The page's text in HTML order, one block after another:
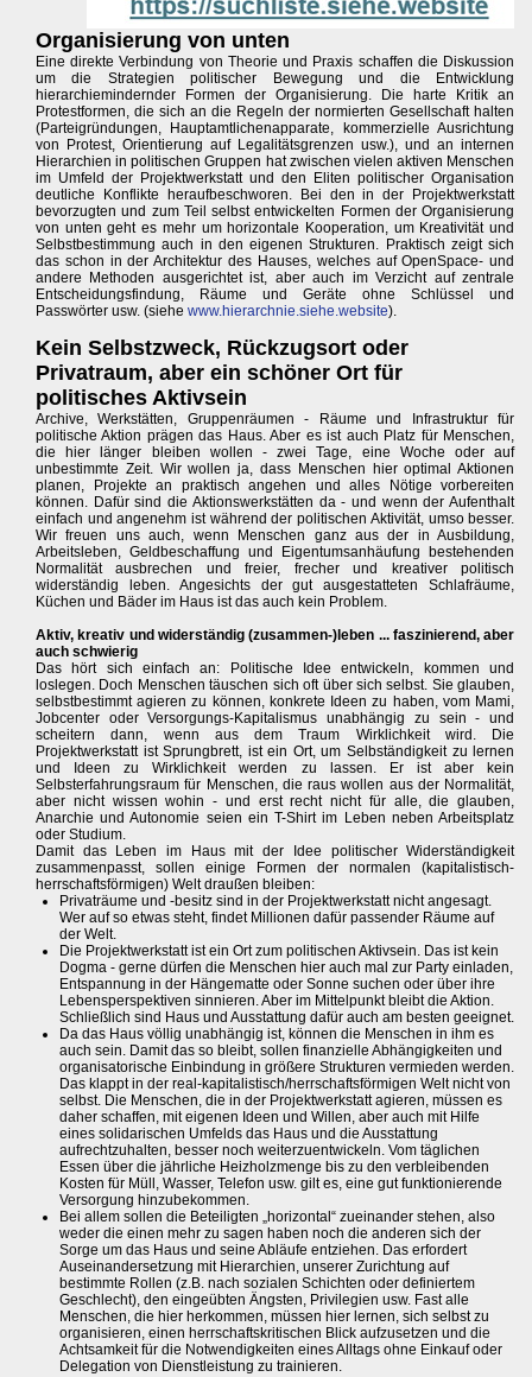
Organisierung von unten
Eine direkte Verbindung von Theorie und Praxis schaffen die Diskussion
um die Strategien politischer Bewegung und die Entwicklung
hierarchiemindernder Formen der Organisierung. Die harte Kritik an
Protestformen, die sich an die Regeln der normierten Gesellschaft halten
(Parteigründungen, Hauptamtlichenapparate, kommerzielle Ausrichtung
von Protest, Orientierung auf Legalitätsgrenzen usw.), und an internen
Hierarchien in politischen Gruppen hat zwischen vielen aktiven Menschen
im Umfeld der Projektwerkstatt und den Eliten politischer Organisation
deutliche Konflikte heraufbeschworen. Bei den in der Projektwerkstatt
bevorzugten und zum Teil selbst entwickelten Formen der Organisierung
von unten geht es mehr um horizontale Kooperation, um Kreativität und
Selbstbestimmung auch in den eigenen Strukturen. Praktisch zeigt sich
das schon in der Architektur des Hauses, welches auf OpenSpace- und
andere Methoden ausgerichtet ist, aber auch im Verzicht auf zentrale
Entscheidungsfindung, Räume und Geräte ohne Schlüssel und
Passwörter usw. (siehe www.hierarchnie.siehe.website).
Kein Selbstzweck, Rückzugsort oder
Privatraum, aber ein schöner Ort für
politisches Aktivsein
Archive, Werkstätten, Gruppenräumen - Räume und Infrastruktur für
politische Aktion prägen das Haus. Aber es ist auch Platz für Menschen,
die hier länger bleiben wollen - zwei Tage, eine Woche oder auf
unbestimmte Zeit. Wir wollen ja, dass Menschen hier optimal Aktionen
planen, Projekte an praktisch angehen und alles Nötige vorbereiten
können. Dafür sind die Aktionswerkstätten da - und wenn der Aufenthalt
einfach und angenehm ist während der politischen Aktivität, umso besser.
Wir freuen uns auch, wenn Menschen ganz aus der in Ausbildung,
Arbeitsleben, Geldbeschaffung und Eigentumsanhäufung bestehenden
Normalität ausbrechen und freier, frecher und kreativer politisch
widerständig leben. Angesichts der gut ausgestatteten Schlafräume,
Küchen und Bäder im Haus ist das auch kein Problem.
Aktiv, kreativ und widerständig (zusammen-)leben ... faszinierend, aber
auch schwierig
Das hört sich einfach an: Politische Idee entwickeln, kommen und
loslegen. Doch Menschen täuschen sich oft über sich selbst. Sie glauben,
selbstbestimmt agieren zu können, konkrete Ideen zu haben, vom Mami,
Jobcenter oder Versorgungs-Kapitalismus unabhängig zu sein - und
scheitern dann, wenn aus dem Traum Wirklichkeit wird. Die
Projektwerkstatt ist Sprungbrett, ist ein Ort, um Selbständigkeit zu lernen
und Ideen zu Wirklichkeit werden zu lassen. Er ist aber kein
Selbsterfahrungsraum für Menschen, die raus wollen aus der Normalität,
aber nicht wissen wohin - und erst recht nicht für alle, die glauben,
Anarchie und Autonomie seien ein T-Shirt im Leben neben Arbeitsplatz
oder Studium.
Damit das Leben im Haus mit der Idee politischer Widerständigkeit
zusammenpasst, sollen einige Formen der normalen (kapitalistisch-
herrschaftsförmigen) Welt draußen bleiben:
Privaträume und -besitz sind in der Projektwerkstatt nicht angesagt.
Wer auf so etwas steht, findet Millionen dafür passender Räume auf
der Welt.
Die Projektwerkstatt ist ein Ort zum politischen Aktivsein. Das ist kein
Dogma - gerne dürfen die Menschen hier auch mal zur Party einladen,
Entspannung in der Hängematte oder Sonne suchen oder über ihre
Lebensperspektiven sinnieren. Aber im Mittelpunkt bleibt die Aktion.
Schließlich sind Haus und Ausstattung dafür auch am besten geeignet.
Da das Haus völlig unabhängig ist, können die Menschen in ihm es
auch sein. Damit das so bleibt, sollen finanzielle Abhängigkeiten und
organisatorische Einbindung in größere Strukturen vermieden werden.
Das klappt in der real-kapitalistisch/herrschaftsförmigen Welt nicht von
selbst. Die Menschen, die in der Projektwerkstatt agieren, müssen es
daher schaffen, mit eigenen Ideen und Willen, aber auch mit Hilfe
eines solidarischen Umfelds das Haus und die Ausstattung
aufrechtzuhalten, besser noch weiterzuentwickeln. Vom täglichen
Essen über die jährliche Heizholzmenge bis zu den verbleibenden
Kosten für Müll, Wasser, Telefon usw. gilt es, eine gut funktionierende
Versorgung hinzubekommen.
Bei allem sollen die Beteiligten „horizontal“ zueinander stehen, also
weder die einen mehr zu sagen haben noch die anderen sich der
Sorge um das Haus und seine Abläufe entziehen. Das erfordert
Auseinandersetzung mit Hierarchien, unserer Zurichtung auf
bestimmte Rollen (z.B. nach sozialen Schichten oder definiertem
Geschlecht), den eingeübten Ängsten, Privilegien usw. Fast alle
Menschen, die hier herkommen, müssen hier lernen, sich selbst zu
organisieren, einen herrschaftskritischen Blick aufzusetzen und die
Achtsamkeit für die Notwendigkeiten eines Alltags ohne Einkauf oder
Delegation von Dienstleistung zu trainieren.